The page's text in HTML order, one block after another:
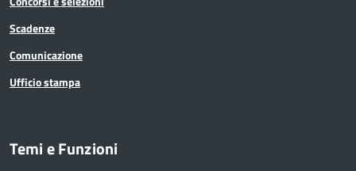
Scadenze
Comunicazione
Ufficio stampa
Temi e Funzioni